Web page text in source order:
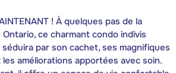
! À quelques pas de la
ce charmant condo indivis
par son cachet, ses magnifiques
améliorations apportées avec soin.